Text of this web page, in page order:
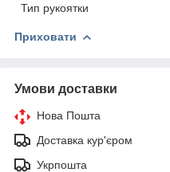
Тип рукоятки
Приховати
Умови доставки
Нова Пошта
Доставка кур'єром
Укрпошта